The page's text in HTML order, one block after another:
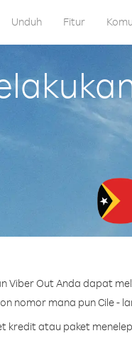
Unduh Fitur
Viber Out Anda dapat
nomor mana pun Cile -
kredit atau paket